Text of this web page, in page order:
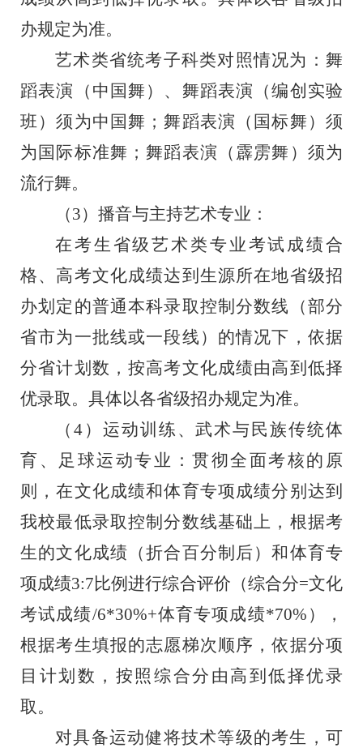
办规定为准。
艺术类省统考子科类对照情况为：舞
蹈表演（中国舞）、舞蹈表演（编创实验
班）须为中国舞；舞蹈表演（国标舞）须
为国际标准舞；舞蹈表演（霹雳舞）须为
流行舞。
（3）播音与主持艺术专业：
在考生省级艺术类专业考试成绩合
格、高考文化成绩达到生源所在地省级招
办划定的普通本科录取控制分数线（部分
省市为一批线或一段线）的情况下，依据
分省计划数，按高考文化成绩由高到低择
优录取。具体以各省级招办规定为准。
（ 4）运动训练、武术与民族传统体
育、足球运动专业：贯彻全面考核的原
则，在文化成绩和体育专项成绩分别达到
我校最低录取控制分数线基础上，根据考
生的文化成绩（折合百分制后）和体育专
项成绩3:7比例进行综合评价（综合分=文化
考试成绩/6*30%+体育专项成绩*70%），
根据考生填报的志愿梯次顺序，依据分项
目计划数，按照综合分由高到低择优录
取。
对具备运动健将技术等级的考生，可